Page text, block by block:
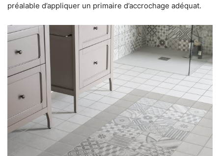
préalable d’appliquer un primaire d’accrochage adéquat.